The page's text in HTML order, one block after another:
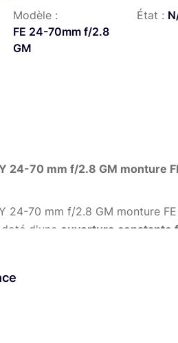
Modèle :
FE 24-70mm f/2.8
GM
État :
24-70 mm f/2.8 GM monture
24-70 mm f/2.8 GM monture
d'une ouverture constante